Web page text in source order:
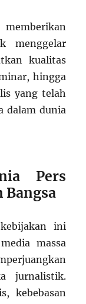
menggelar
kualitas
hingga
yang telah
dalam dunia
Pers
Bangsa
ini
massa
jurnalistik.
kebebasan